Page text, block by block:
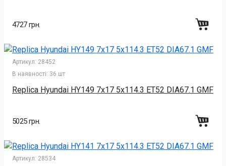
4727 грн.
Артикул: 28452
В наявності: 36 шт
Replica Hyundai HY149 7x17 5x114.3 ET52 DIA67.1 GMF
5025 грн.
Артикул: 28534